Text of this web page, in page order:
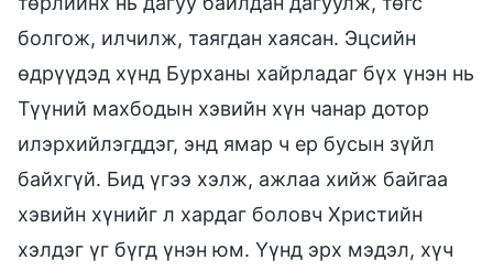
болгож, илчилж, таягдан хаясан. Эцсийн
өдрүүдэд хүнд Бурханы хайрладаг бүх үнэн нь
Түүний махбодын хэвийн хүн чанар дотор
илэрхийлэгддэг, энд ямар ч ер бусын зүйл
байхгүй. Бид үгээ хэлж, ажлаа хийж байгаа
хэвийн хүнийг л хардаг боловч Христийн
хэлдэг үг бүгд үнэн юм. Үүнд эрх мэдэл, хүч